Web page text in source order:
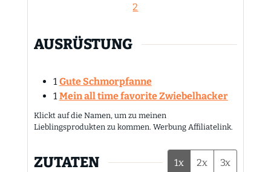
2
AUSRÜSTUNG
1 Gute Schmorpfanne
1 Mein all time favorite Zwiebelhacker
Klickt auf die Namen, um zu meinen
Lieblingsprodukten zu kommen. Werbung Affiliatelink.
ZUTATEN 1x 2x 3x